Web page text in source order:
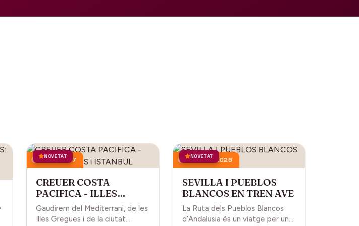
NOVETAT
18 juny 2027
CREUER COSTA
PACIFICA - ILLES
GREGUES i ISTANBUL
Gaudirem del Mediterrani, de les
Illes Gregues i de la ciutat
NOVETAT
3 octubre 2026
SEVILLA I PUEBLOS
BLANCOS EN TREN AVE
La Ruta dels Pueblos Blancos
d’Andalusia és un viatge per una